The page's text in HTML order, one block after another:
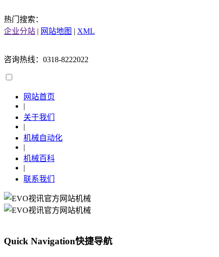
热门搜索：
企业分站 | 网站地图 | XML
咨询热线：0318-8222022
网站首页
|
关于我们
|
机械自动化
|
机械百科
|
联系我们
Quick Navigation快捷导航